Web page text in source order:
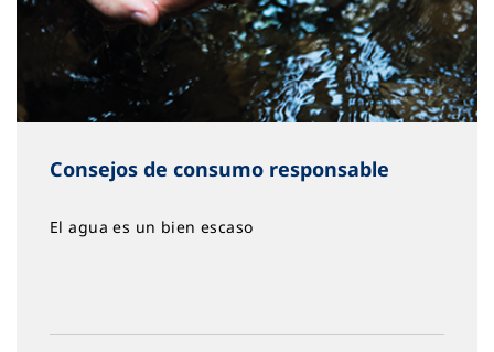
Consejos de consumo responsable
El agua es un bien escaso